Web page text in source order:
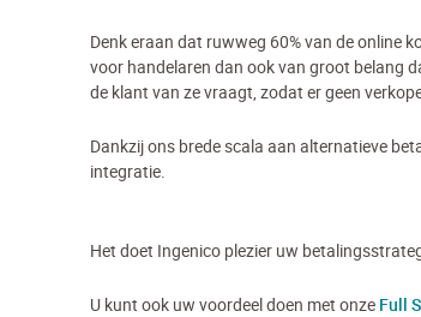
Denk eraan dat ruwweg 60% van de online
voor handelaren dan ook van groot belang
de klant van ze vraagt, zodat er geen
Dankzij ons brede scala aan alternatieve
integratie.
Het doet Ingenico plezier uw
U kunt ook uw voordeel doen met onze Full